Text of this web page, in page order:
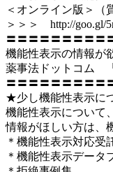
＜オンライン版＞（
＞＞＞ http://goo.gl/
〓〓〓〓〓〓〓〓〓
機能性表示の情報が
薬事法ドットコム
〓〓〓〓〓〓〓〓〓
★少し機能性表示に
機能性表示について
情報がほしい方は、
＊機能性表示対応受
＊機能性表示データ